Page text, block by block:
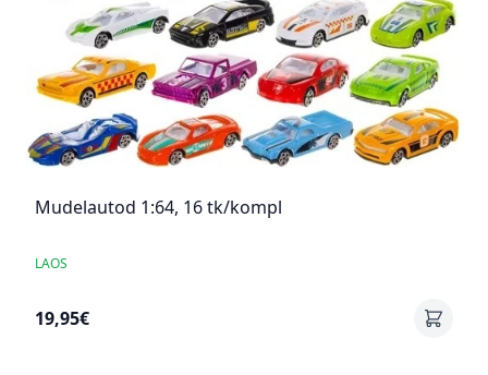
Mudelautod 1:64, 16 tk/kompl
LAOS
19,95€